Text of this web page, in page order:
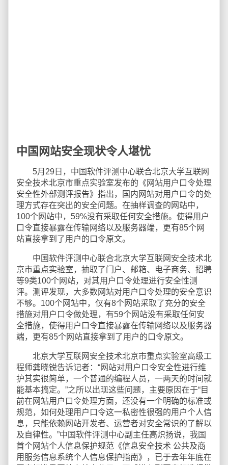
中国网站安全现状令人堪忧
5月29日，中国软件评测中心联合北京大学互联网
安全技术北京市重点实验室发布的《网站用户口令处理
安全性外部测评报告》指出，国内网站对用户口令的处
理方式存在突出的安全问题。在抽样调查的网站中，
100个网站中，59%没有采取任何安全措施。使得用户
口令直接暴露在传输网络以及服务器端，更有85个网
站直接拿到了用户的口令原文。
中国软件评测中心联合北京大学互联网安全技术北
京市重点实验室，抽取了门户、邮箱、电子商务、招聘
等9类100个网站，对其用户口令处理进行安全性测
评。测评发现，大多数网站对用户口令处理的安全意识
不够。100个网站中，仅有8个网站采取了充分的安全
措施对用户口令做处理，有59个网站没有采取任何安
全措施，使得用户口令直接暴露在传输网络以及服务器
端，更有85个网站直接拿到了用户的口令原文。
北京大学互联网安全技术北京市重点实验室高级工
程师龚晓锐告诉记者：“网站对用户口令安全性进行维
护其实很简单，一个普通的编程人员，一两天的时间就
能基本搞定。”之所以出现这些问题，主要原因在于“目
前在网站用户口令处理方面，还没有一个明确的标准或
规范，如何处理用户口令这一私密性很强的用户个人信
息，只能依赖网站开发者、运营者对安全常识的了解以
及自律性。”中国软件评测中心副主任高炽扬说，我国
首个网站个人信息保护规范《信息安全技术 公共及商
用服务信息系统个人信息保护指南》，已于去年年底在